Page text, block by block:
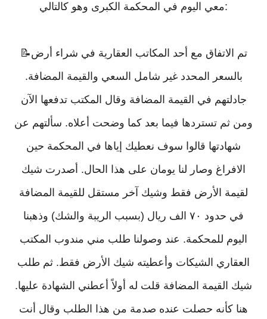
معي اليوم في المحكمة الكبرى وهو كالتالي:
📝تم الاتفاق مع أحد المكاتب العقارية في شراء أرض
بالسعر المحدد غير شامل السعي والقيمة المضافة.
جادلتهم في القيمة المضافة وقال المكتب تدفعها الآن
ومن ثم تستردها فيما بعد كما وضحت أعلاه. سألتهم عن
شهادتها قالوا سوف نعطيك إياها في المحكمة حين
الافراغ وصار لنا يومان على هذا الحال. أصدرت شيك
لقيمة الأرض فقط وشيك آخر مستقل للقيمة المضافة
في حدود ٧٠ الف ريال (بسبب الريبة والشك) وذهبنا
اليوم للمحكمة. عند وصولنا طلب مني مندوب المكتب
العقاري الشيكات وأعطيته شيك الأرض فقط. ثم طلب
شيك القيمة المضافة قلت له أولاً أعطني الشهادة عليها.
هنا كأنه حصلت عنده صدمة من هذا الطلب وقال أنت